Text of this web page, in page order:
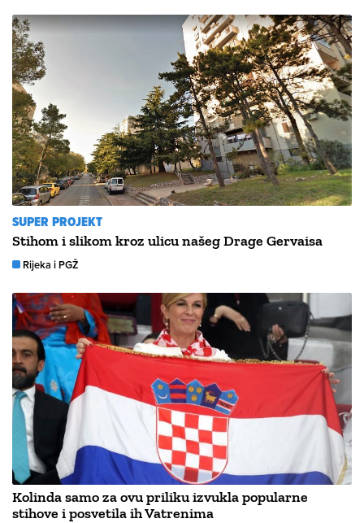
SUPER PROJEKT
Stihom i slikom kroz ulicu našeg Drage Gervaisa
Rijeka i PGŽ
Kolinda samo za ovu priliku izvukla popularne
stihove i posvetila ih Vatrenima